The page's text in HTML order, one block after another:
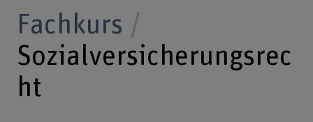
Fachkurs
Sozialversicherungsrec
ht